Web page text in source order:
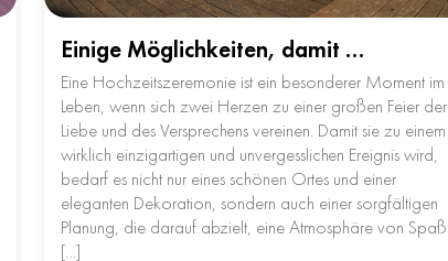
Einige Möglichkeiten, damit …
Eine Hochzeitszeremonie ist ein besonderer Moment im
Leben, wenn sich zwei Herzen zu einer großen Feier der
Liebe und des Versprechens vereinen. Damit sie zu einem
wirklich einzigartigen und unvergesslichen Ereignis wird,
bedarf es nicht nur eines schönen Ortes und einer
eleganten Dekoration, sondern auch einer sorgfältigen
Planung, die darauf abzielt, eine Atmosphäre von Spaß
[…]